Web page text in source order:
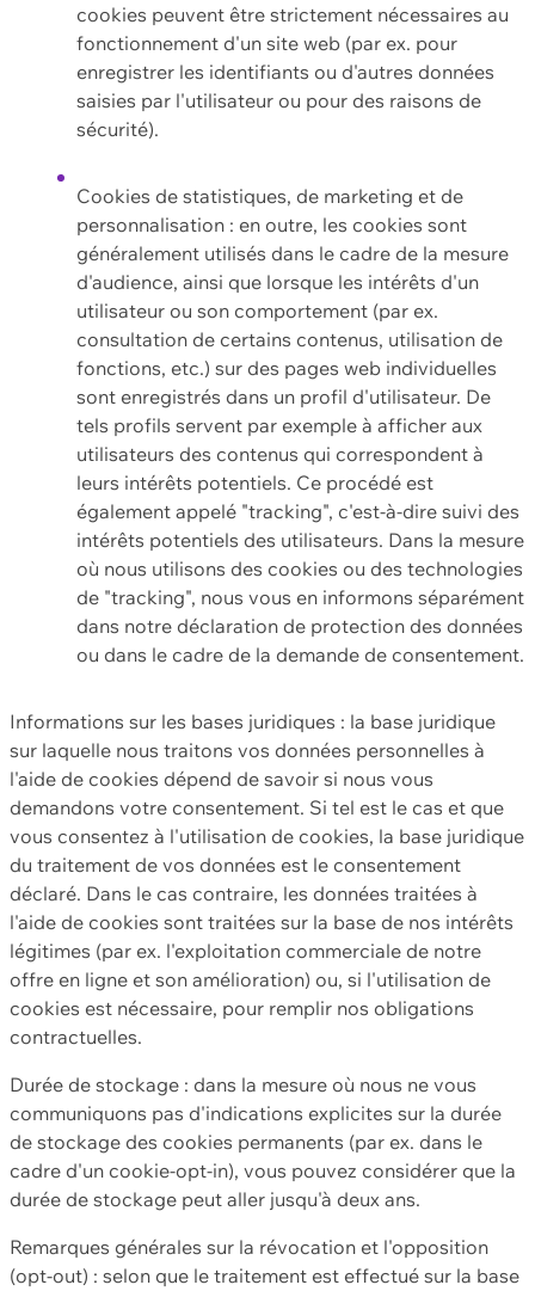
cookies peuvent être strictement nécessaires au
fonctionnement d'un site web (par ex. pour
enregistrer les identifiants ou d'autres données
saisies par l'utilisateur ou pour des raisons de
sécurité).
Cookies de statistiques, de marketing et de
personnalisation : en outre, les cookies sont
généralement utilisés dans le cadre de la mesure
d'audience, ainsi que lorsque les intérêts d'un
utilisateur ou son comportement (par ex.
consultation de certains contenus, utilisation de
fonctions, etc.) sur des pages web individuelles
sont enregistrés dans un profil d'utilisateur. De
tels profils servent par exemple à afficher aux
utilisateurs des contenus qui correspondent à
leurs intérêts potentiels. Ce procédé est
également appelé "tracking", c'est-à-dire suivi des
intérêts potentiels des utilisateurs. Dans la mesure
où nous utilisons des cookies ou des technologies
de "tracking", nous vous en informons séparément
dans notre déclaration de protection des données
ou dans le cadre de la demande de consentement.
Informations sur les bases juridiques : la base juridique
sur laquelle nous traitons vos données personnelles à
l'aide de cookies dépend de savoir si nous vous
demandons votre consentement. Si tel est le cas et que
vous consentez à l'utilisation de cookies, la base juridique
du traitement de vos données est le consentement
déclaré. Dans le cas contraire, les données traitées à
l'aide de cookies sont traitées sur la base de nos intérêts
légitimes (par ex. l'exploitation commerciale de notre
offre en ligne et son amélioration) ou, si l'utilisation de
cookies est nécessaire, pour remplir nos obligations
contractuelles.
Durée de stockage : dans la mesure où nous ne vous
communiquons pas d'indications explicites sur la durée
de stockage des cookies permanents (par ex. dans le
cadre d'un cookie-opt-in), vous pouvez considérer que la
durée de stockage peut aller jusqu'à deux ans.
Remarques générales sur la révocation et l'opposition
(opt-out) : selon que le traitement est effectué sur la base